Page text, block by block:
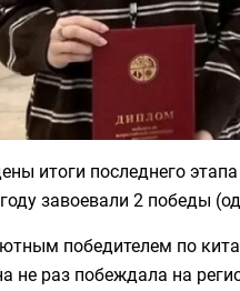
итоги последнего
завоевали 2 победы
победителем по
не раз побеждала на